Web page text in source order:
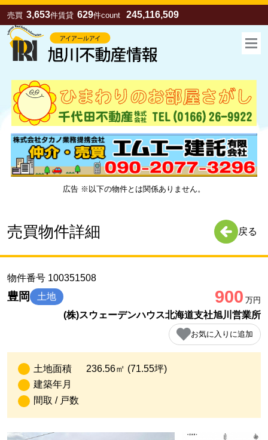
売買 3,653件賃貸 629件count 245,116,509
広告 ※以下の物件とは関係ありません。
売買物件詳細 戻る
物件番号 100351508
豊岡 土地 900 万円
(株)スウェーデンハウス北海道支社旭川営業所
お気に入りに追加
土地面積
236.56㎡ (71.55坪)
建築年月
間取 / 戸数